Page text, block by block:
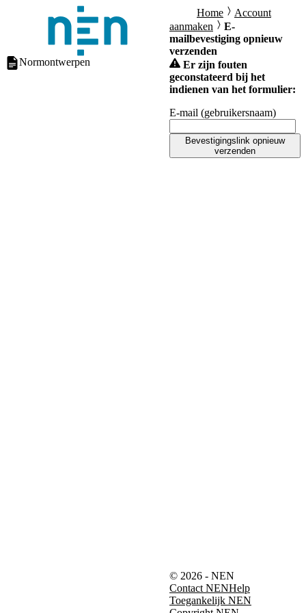
Normontwerpen
Home
Account
aanmaken
E-
mailbevestiging opnieuw
verzenden
Er zijn fouten
geconstateerd bij het
indienen van het formulier:
E-mail (gebruikersnaam)
Bevestigingslink opnieuw
verzenden
© 2026 - NEN
Contact NENHelp
Toegankelijk NEN